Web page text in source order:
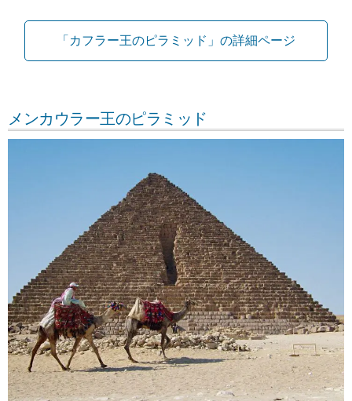
「カフラー王のピラミッド」の詳細ページ
メンカウラー王のピラミッド